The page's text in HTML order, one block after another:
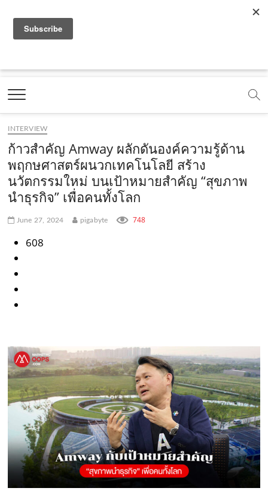
a
e
b
o
o
k
.
c
o
m
o
t
b
e
.
c
o
m
.
o
e
m
t
g
a
m
.
c
t
k
c
o
m
Marketing Oops!
DIGITAL | CREATIVE | ADVERTISING | CAMPAIGN |
INTERVIEW
ก้าวสำคัญ Amway ผลักดันองค์ความรู้ด้าน
พฤกษศาสตร์ผนวกเทคโนโลยี สร้าง
นวัตกรรมใหม่ บนเป้าหมายสำคัญ “สุขภาพ
นำธุรกิจ” เพื่อคนทั้งโลก
June 27, 2024 pigabyte 748
608